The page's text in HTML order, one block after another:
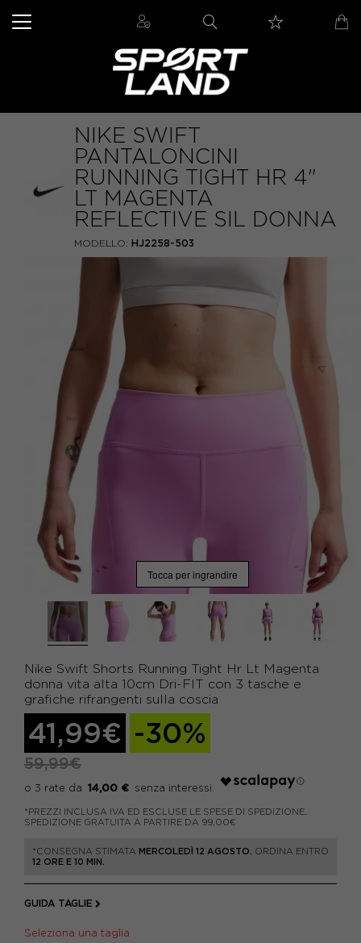
NIKE SWIFT
PANTALONCINI
RUNNING TIGHT HR 4"
LT MAGENTA
REFLECTIVE SIL DONNA
MODELLO: HJ2258-503
Tocca per ingrandire
Nike Swift Shorts Running Tight Hr Lt Magenta
donna vita alta 10cm Dri-FIT con 3 tasche e
grafiche rifrangenti sulla coscia
41,99€ -30%
59,99€
14,00 €
*PREZZI INCLUSA IVA ED ESCLUSE LE SPESE DI SPEDIZIONE.
SPEDIZIONE GRATUITA A PARTIRE DA 99,00€
*CONSEGNA STIMATA MERCOLEDÌ 12 AGOSTO.
ORDINA ENTRO
12 ORE E 10 MIN.
GUIDA TAGLIE
Seleziona una taglia